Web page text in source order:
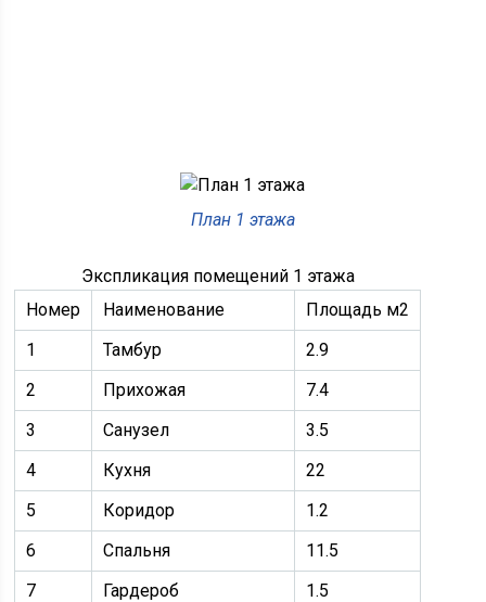
План 1 этажа
Экспликация помещений 1 этажа
Номер
Наименование
Площадь м2
1
Тамбур
2.9
2
Прихожая
7.4
3
Санузел
3.5
4
Кухня
22
5
Коридор
1.2
6
Спальня
11.5
7
Гардероб
1.5